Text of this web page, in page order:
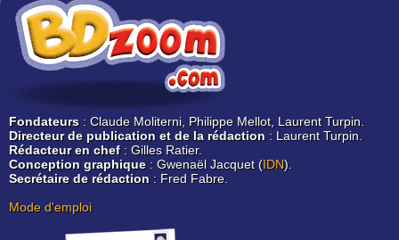
Fondateurs : Claude Moliterni, Philippe Mellot, Laurent Turpin.
Directeur de publication et de la rédaction : Laurent Turpin.
Rédacteur en chef: Gilles Ratier.
Conception graphique: Gwenaël Jacquet (IDN).
Secrétaire de rédaction : Fred Fabre.
Mode d'emploi